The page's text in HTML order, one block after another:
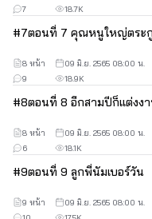
คุณหนู
อัปเดตตอนใหม่ทุกวัน วัน
18.7K
7
#7ตอนที่ 7 คุณหนูใหญ่ตระ
18.9K
9
8 หน้า 09 มิ.ย. 2565 08:00 น.
#8ตอนที่ 8 อีกสามปีก็แต่งงา
18.1K
6
8 หน้า 09 มิ.ย. 2565 08:00 น.
#9ตอนที่ 9 ลูกพี่นัมเบอร์วัน
9 หน้า 09 มิ.ย. 2565 08:00 น.